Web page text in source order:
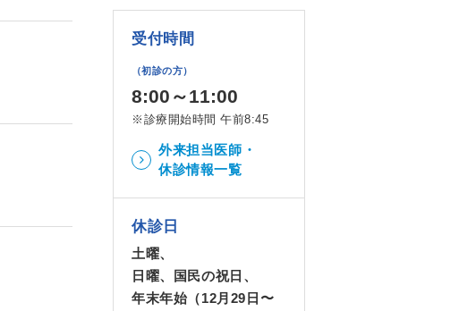
受付時間
（初診の方）
8:00～11:00
※診療開始時間 午前8:45
外来担当医師・
休診情報一覧
休診日
土曜、
日曜、国民の祝日、
年末年始（12月29日〜